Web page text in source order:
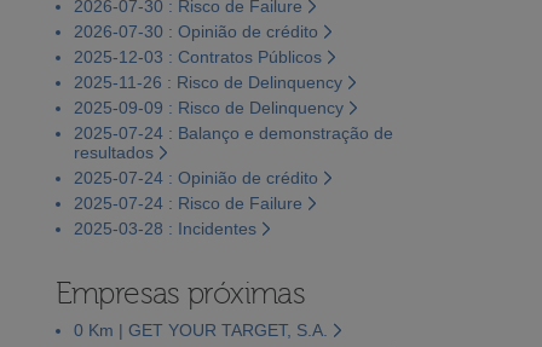
2026-07-30 : Risco de Failure
2026-07-30 : Opinião de crédito
2025-12-03 : Contratos Públicos
2025-11-26 : Risco de Delinquency
2025-09-09 : Risco de Delinquency
2025-07-24 : Balanço e demonstração de
resultados
2025-07-24 : Opinião de crédito
2025-07-24 : Risco de Failure
2025-03-28 : Incidentes
Empresas próximas
0 Km | GET YOUR TARGET, S.A.